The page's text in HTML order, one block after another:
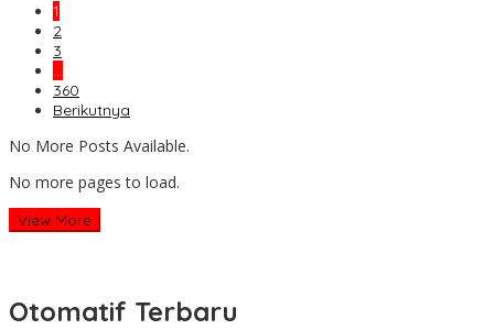
1
2
3
…
360
Berikutnya
No More Posts Available.
No more pages to load.
View More
Otomatif Terbaru